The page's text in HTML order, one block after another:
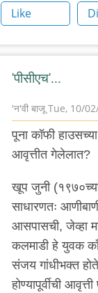
(कै)
पूना
by
Like
'पीसीएच'...
'न'वी बाजूTue, 10/
In
reply
मी
गेलेलो
काही
वेळा.
पण
लहान
पूना कॉफी
आवृत्तीत गेलेलात?
खूप जुनी
साधारणतः
आसपासची, जेव्हा
कलमाडी हे युवक
संजय गांधीभक्त
होण्यापूर्वीची